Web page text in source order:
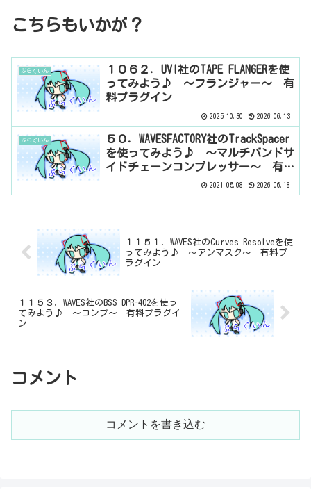
こちらもいかが？
ぷらぐいん
１０６２．UVI社のTAPE FLANGERを使
ってみよう♪ ～フランジャー～ 有
料プラグイン
2025.10.30 2026.06.13
ぷらぐいん
５０．WAVESFACTORY社のTrackSpacer
を使ってみよう♪ ～マルチバンドサ
イドチェーンコンプレッサー～ 有料
2021.05.08 2026.06.18
１１５１．WAVES社のCurves Resolveを使
ってみよう♪ ～アンマスク～ 有料プ
ラグイン
１１５３．WAVES社のBSS DPR-402を使っ
てみよう♪ ～コンプ～ 有料プラグイ
ン
コメント
コメントを書き込む